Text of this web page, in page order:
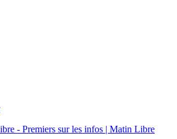
- Premiers sur les infos | Matin Libre